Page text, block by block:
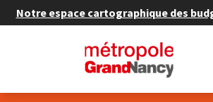
Notre espace cartographique des